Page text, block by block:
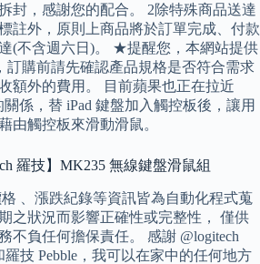
封，感謝您的配合。 2除特殊商品送達
註外，原則上商品將於訂單完成、付款
(不含週六日)。 ★提醒您，本網站提供
訂購前請先確認產品規格是否符合需求
額外的費用。 目前蘋果也正在拉近
關係，替 iPad 鍵盤加入觸控板後，讓用
由觸控板來滑動滑鼠。
羅技】MK235 無線鍵盤滑鼠組
、漲跌紀錄等資訊皆為自動化程式蒐
之狀況而影響正確性或完整性， 僅供
不負任何擔保責任。 感謝 @logitech
技 Pebble，我可以在家中的任何地方